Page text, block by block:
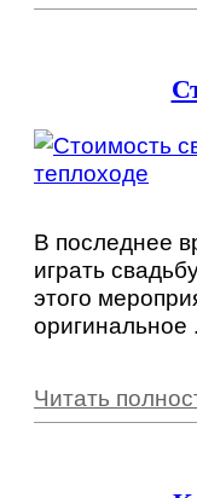
В последнее
играть
этого
оригинальное
Читать